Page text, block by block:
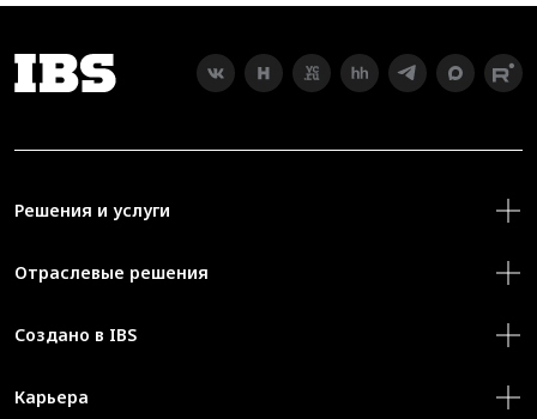
Решения и услуги
Отраслевые решения
Создано в IBS
Карьера